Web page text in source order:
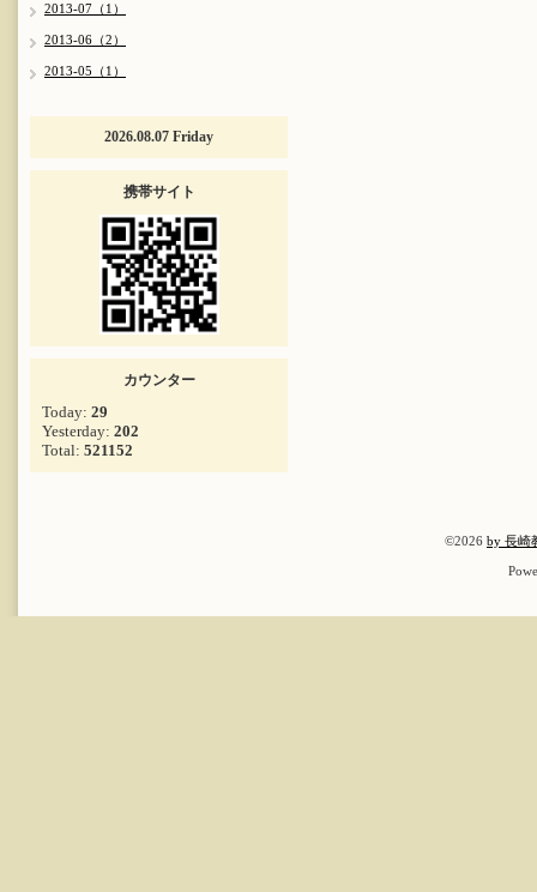
2013-07（1）
2013-06（2）
2013-05（1）
2026.08.07 Friday
携帯サイト
カウンター
Today: 29
Yesterday: 202
Total: 521152
©2026 by 長崎